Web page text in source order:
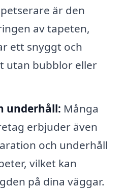
är den
av tapeten,
ett snyggt och
utan bubblor eller
underhåll: Många
erbjuder även
och underhåll
vilket kan
på dina väggar.